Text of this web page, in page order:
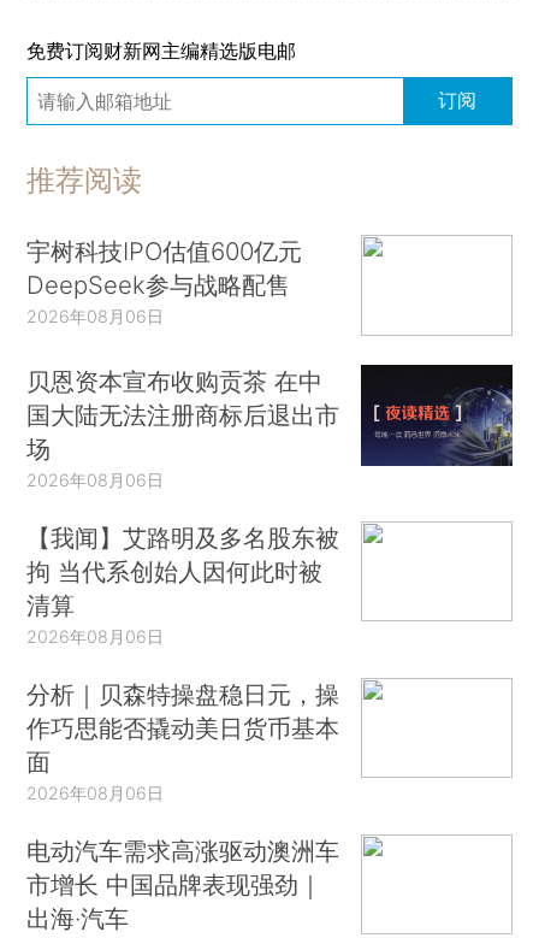
免费订阅财新网主编精选版电邮
订阅
推荐阅读
宇树科技IPO估值600亿元
DeepSeek参与战略配售
2026年08月06日
贝恩资本宣布收购贡茶 在中
国大陆无法注册商标后退出市
场
2026年08月06日
【我闻】艾路明及多名股东被
拘 当代系创始人因何此时被
清算
2026年08月06日
分析｜贝森特操盘稳日元，操
作巧思能否撬动美日货币基本
面
2026年08月06日
电动汽车需求高涨驱动澳洲车
市增长 中国品牌表现强劲｜
出海·汽车